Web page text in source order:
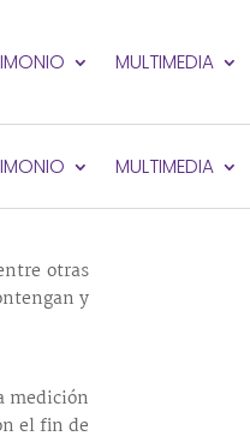
MULTIMEDIA
MULTIMEDIA
otras
y
medición
el fin de